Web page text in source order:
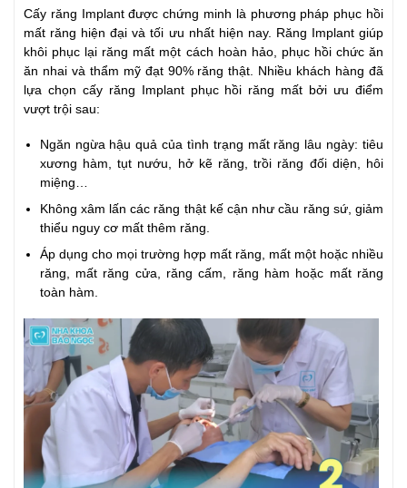
Cấy răng Implant được chứng minh là phương pháp phục hồi
mất răng hiện đại và tối ưu nhất hiện nay. Răng Implant giúp
khôi phục lại răng mất một cách hoàn hảo, phục hồi chức ăn
ăn nhai và thẩm mỹ đạt 90% răng thật. Nhiều khách hàng đã
lựa chọn cấy răng Implant phục hồi răng mất bởi ưu điểm
vượt trội sau:
Ngăn ngừa hậu quả của tình trạng mất răng lâu ngày: tiêu
xương hàm, tụt nướu, hở kẽ răng, trồi răng đối diện, hôi
miệng…
Không xâm lấn các răng thật kế cận như cầu răng sứ, giảm
thiểu nguy cơ mất thêm răng.
Áp dụng cho mọi trường hợp mất răng, mất một hoặc nhiều
răng, mất răng cửa, răng cấm, răng hàm hoặc mất răng
toàn hàm.